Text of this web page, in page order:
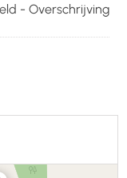
- Overschrijving